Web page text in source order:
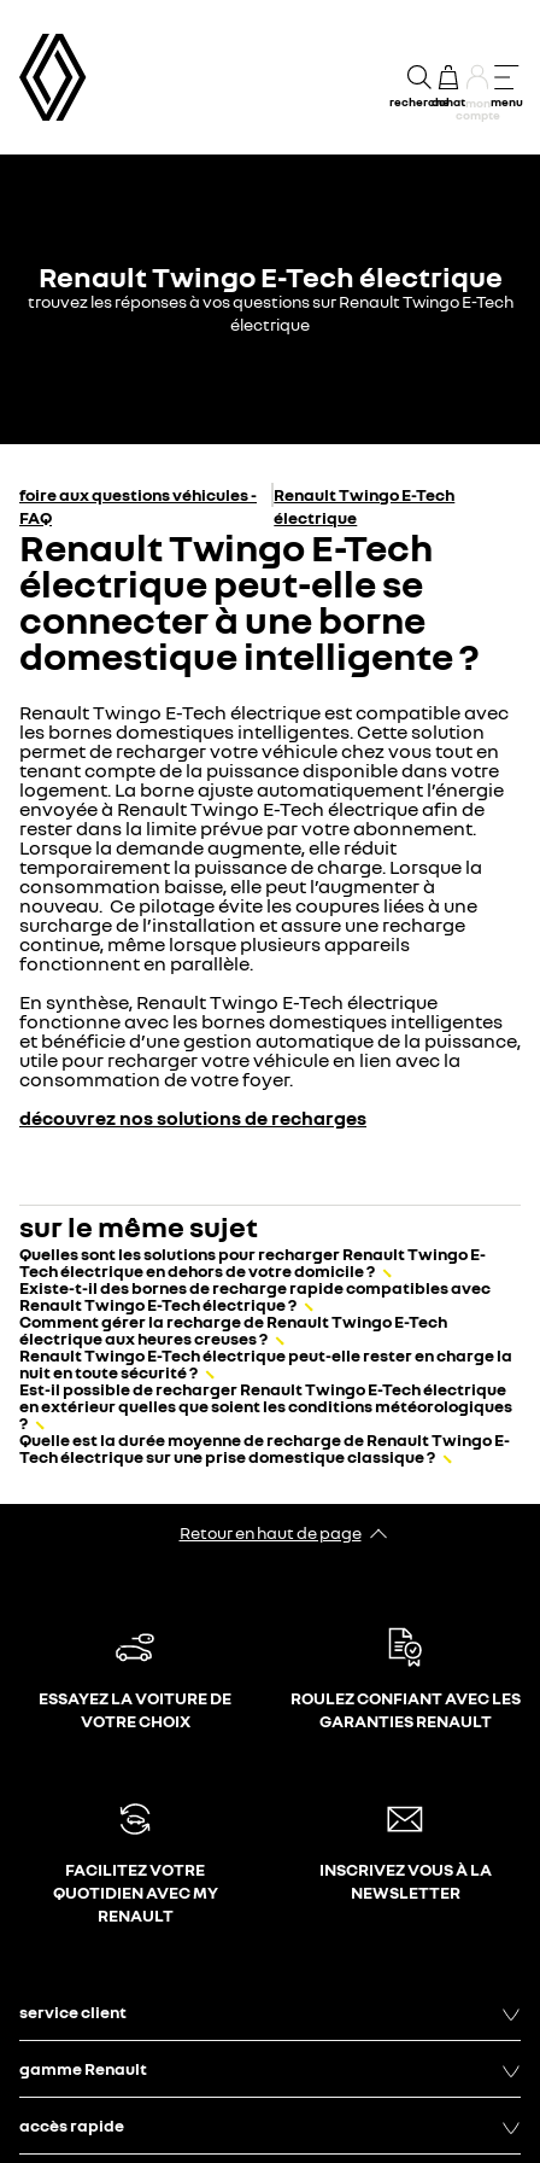
rechercheachatmon
compte
menu
Renault Twingo E-Tech électrique
trouvez les réponses à vos questions sur Renault Twingo E-Tech
électrique
foire aux questions véhicules -
FAQ
Renault Twingo E-Tech
électrique
Renault Twingo E-Tech
électrique peut-elle se
connecter à une borne
domestique intelligente ?
Renault Twingo E-Tech électrique est compatible avec
les bornes domestiques intelligentes. Cette solution
permet de recharger votre véhicule chez vous tout en
tenant compte de la puissance disponible dans votre
logement. La borne ajuste automatiquement l’énergie
envoyée à Renault Twingo E-Tech électrique afin de
rester dans la limite prévue par votre abonnement.
Lorsque la demande augmente, elle réduit
temporairement la puissance de charge. Lorsque la
consommation baisse, elle peut l’augmenter à
nouveau. Ce pilotage évite les coupures liées à une
surcharge de l’installation et assure une recharge
continue, même lorsque plusieurs appareils
fonctionnent en parallèle.
En synthèse, Renault Twingo E-Tech électrique
fonctionne avec les bornes domestiques intelligentes
et bénéficie d’une gestion automatique de la puissance,
utile pour recharger votre véhicule en lien avec la
consommation de votre foyer.
découvrez nos solutions de recharges
sur le même sujet
Quelles sont les solutions pour recharger Renault Twingo E-
Tech électrique en dehors de votre domicile ?
Existe-t-il des bornes de recharge rapide compatibles avec
Renault Twingo E-Tech électrique ?
Comment gérer la recharge de Renault Twingo E-Tech
électrique aux heures creuses ?
Renault Twingo E-Tech électrique peut-elle rester en charge la
nuit en toute sécurité ?
Est-il possible de recharger Renault Twingo E-Tech électrique
en extérieur quelles que soient les conditions météorologiques
?
Quelle est la durée moyenne de recharge de Renault Twingo E-
Tech électrique sur une prise domestique classique ?
Retour en haut de page
ESSAYEZ LA VOITURE DE
VOTRE CHOIX
ROULEZ CONFIANT AVEC LES
GARANTIES RENAULT
FACILITEZ VOTRE
QUOTIDIEN AVEC MY
RENAULT
INSCRIVEZ VOUS À LA
NEWSLETTER
service client
gamme Renault
accès rapide